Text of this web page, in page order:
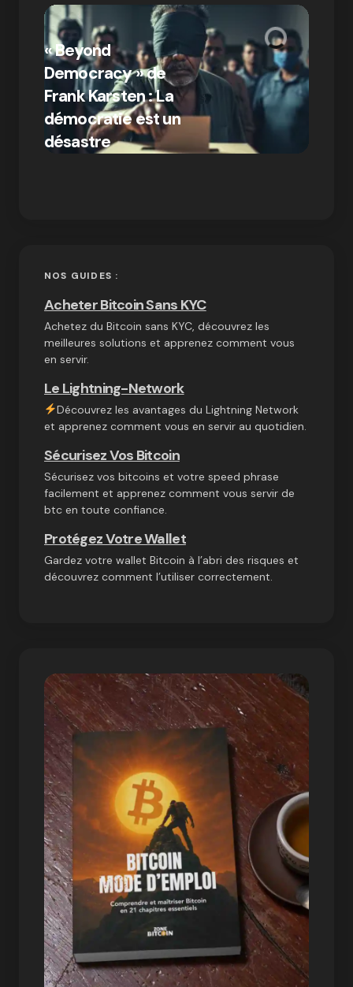
« Beyond
Democracy » de
Frank Karsten : La
démocratie est un
désastre
par Ines Aissani
on 03/10/2024
NOS GUIDES :
Acheter Bitcoin Sans KYC
Achetez du Bitcoin sans KYC, découvrez les
meilleures solutions et apprenez comment vous
en servir.
Le Lightning-Network
Découvrez les avantages du Lightning Network
et apprenez comment vous en servir au quotidien.
Sécurisez Vos Bitcoin
Sécurisez vos bitcoins et votre speed phrase
facilement et apprenez comment vous servir de
btc en toute confiance.
Protégez Votre Wallet
Gardez votre wallet Bitcoin à l’abri des risques et
découvrez comment l’utiliser correctement.